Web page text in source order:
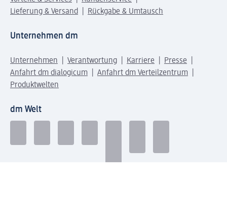
Lieferung & Versand
Rückgabe & Umtausch
Unternehmen dm
Unternehmen Verantwortung Karriere
Presse
Anfahrt dm dialogicum
Anfahrt dm Verteilzentrum
Produktwelten
dm Welt